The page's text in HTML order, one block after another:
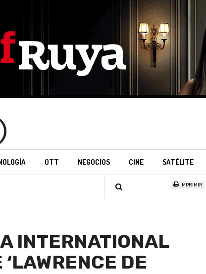
OTT NEGOCIOS CINE SATÉLITE
IMPRIMIR
INTERNATIONAL
DE